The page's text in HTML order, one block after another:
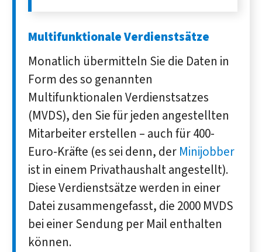
Multifunktionale Verdienstsätze
Monatlich übermitteln Sie die Daten in
Form des so genannten
Multifunktionalen Verdienstsatzes
(MVDS), den Sie für jeden angestellten
Mitarbeiter erstellen – auch für 400-
Euro-Kräfte (es sei denn, der Minijobber
ist in einem Privathaushalt angestellt).
Diese Verdienstsätze werden in einer
Datei zusammengefasst, die 2000 MVDS
bei einer Sendung per Mail enthalten
können.